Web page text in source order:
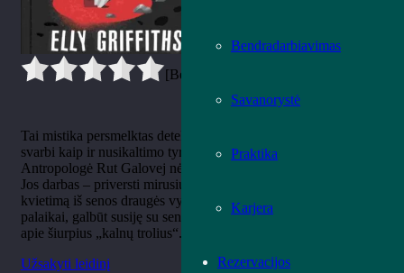
Bendradarbiavimas
Savanorystė
Praktika
Karjera
Rezervacijos
[Bendrai:
Tai mistika persmelktas detektyvas, kur aplinka yra tokia pat
svarbi kaip ir nusikaltimo tyrimas.
Antropologė Rut Galovej nėra įprasta detektyvė; ji tiria kaulus.
Jos darbas – priversti mirusiuosius kalbėti. Šį kartą Rut gauna
kvietimą iš senos draugės vykti į Norvegiją, kur rasti paslaptingi
palaikai, galbūt susiję su senovės vikingų ritualais ar net mitais
apie šiurpius „kalnų trolius“.
Užsakyti leidinį